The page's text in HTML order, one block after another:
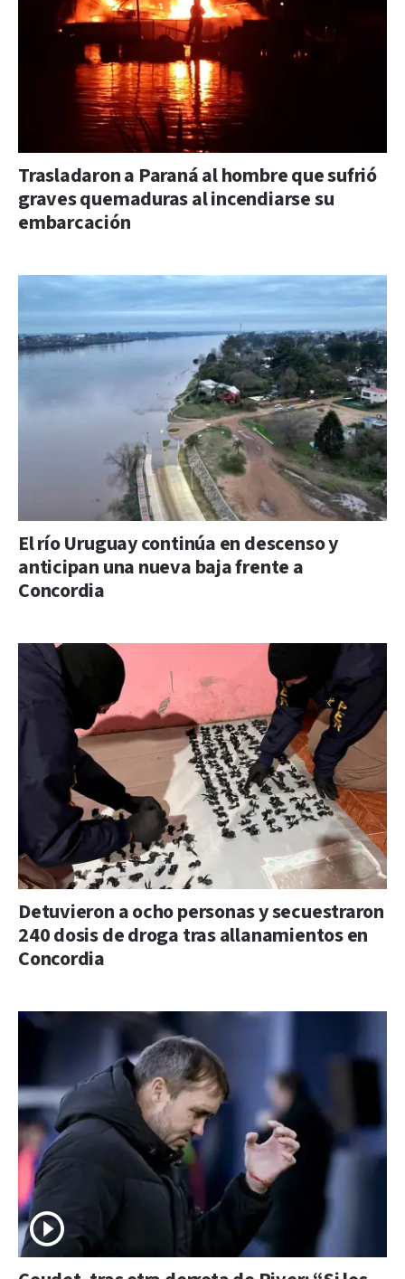
Trasladaron a Paraná al hombre que sufrió
graves quemaduras al incendiarse su
embarcación
El río Uruguay continúa en descenso y
anticipan una nueva baja frente a
Concordia
Detuvieron a ocho personas y secuestraron
240 dosis de droga tras allanamientos en
Concordia